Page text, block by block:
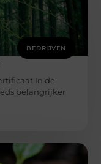
BEDRIJVEN
In de
belangrijker